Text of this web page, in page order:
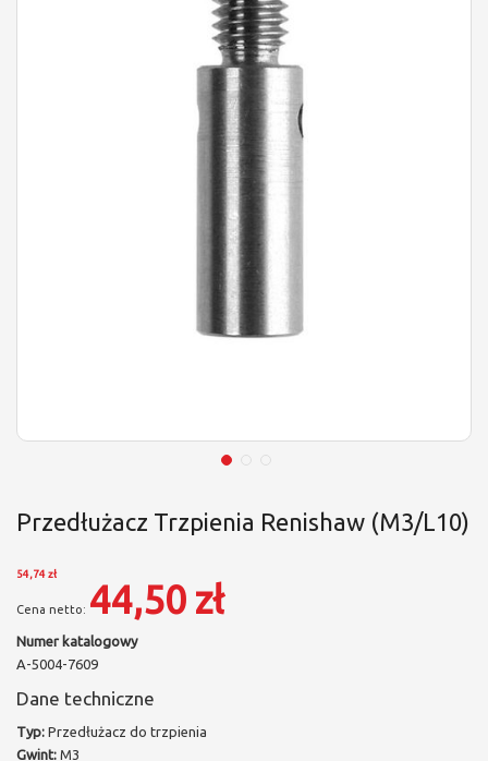
Przedłużacz Trzpienia Renishaw (M3/L10)
54,74 zł
44,50 zł
Numer katalogowy
A-5004-7609
Dane techniczne
Typ: Przedłużacz do trzpienia
Gwint: M3